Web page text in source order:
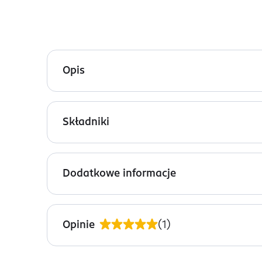
Opis
Paco Rabanne Phantom to rewolucyjna woda
innowacyjności z klasyką w świecie mody i
cytryna, lawenda
Nuty serca:drzewo jabłoni, dym
Stworzony przez zespół wybitnych perfumiarzy,
cytryny i lawendy, które przechodzą w złożone
Składniki
Alcohol Denat., Parfum (Fragrance), Aqua
Geraniol, Benzyl Alcohol, CI 60730 (Ext. Violet 2).
Dodatkowe informacje
PRZYGOTOWANIE I STOSOWANIE
Spryskaj skórę po wewnętrznej stronie
Opinie (1 )